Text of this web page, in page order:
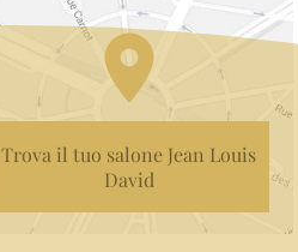
Trova il tuo salone Jean Louis
David